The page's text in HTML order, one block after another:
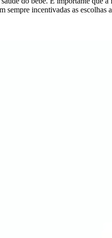
sempre incentivadas as escolhas